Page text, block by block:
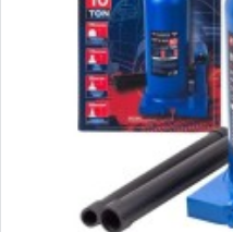
Hidrauliskais pudeļu domkrats ar
T91004